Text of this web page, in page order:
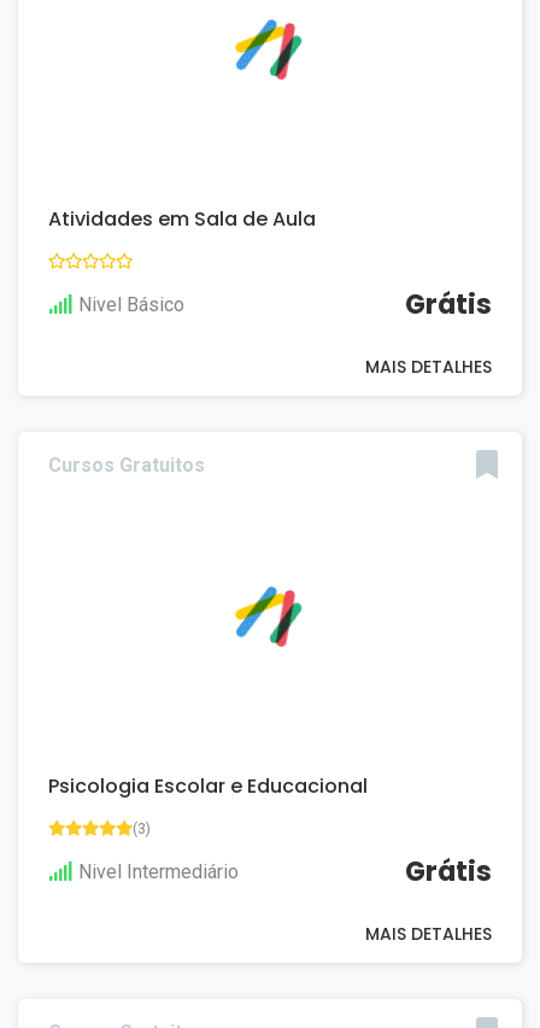
Atividades em Sala de Aula
Nivel Básico Grátis
MAIS DETALHES
Cursos Gratuitos
Psicologia Escolar e Educacional
(3)
Nivel Intermediário Grátis
MAIS DETALHES